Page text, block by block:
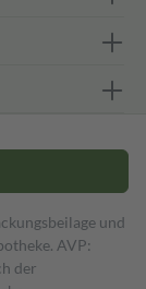
und
AVP:
der